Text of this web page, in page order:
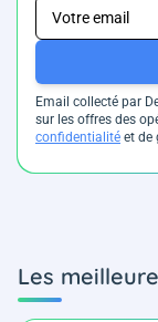
Email collecté par
sur les offres des
confidentialité et de
Les